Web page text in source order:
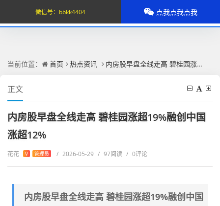
当前位置： 首页 热点资讯 内房股早盘全线走高 碧桂园涨超19%融创中国涨超12%
正文
内房股早盘全线走高 碧桂园涨超19%融创中国
涨超12%
花花 V 管理员 / 2026-05-29 / 97阅读 / 0评论
内房股早盘全线走高 碧桂园涨超19%融创中国
微信号： bbkk4404 点我点我点我